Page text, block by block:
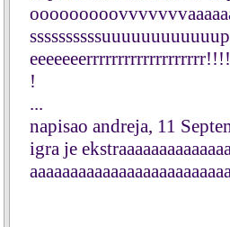
!
...
napisao andreja, 11
igra je